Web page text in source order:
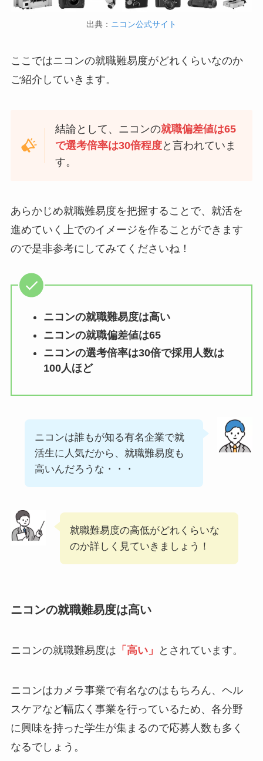
出典： ニコン公式サイト
ここではニコンの就職難易度がどれくらいなのか
ご紹介していきます。
結論として、ニコンの就職偏差値は65
で選考倍率は30倍程度と言われていま
す。
あらかじめ就職難易度を把握することで、就活を
進めていく上でのイメージを作ることができます
ので是非参考にしてみてくださいね！
ニコンの就職難易度は高い
ニコンの就職偏差値は65
ニコンの選考倍率は30倍で採用人数は
100人ほど
ニコンは誰もが知る有名企業で就
活生に人気だから、就職難易度も
高いんだろうな・・・
就職難易度の高低がどれくらいな
のか詳しく見ていきましょう！
ニコンの就職難易度は高い
ニコンの就職難易度は 「高い」 とされています。
ニコンはカメラ事業で有名なのはもちろん、ヘル
スケアなど幅広く事業を行っているため、各分野
に興味を持った学生が集まるので応募人数も多く
なるでしょう。